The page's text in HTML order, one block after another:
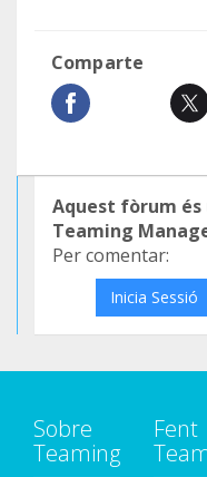
Comparte
Aquest fòrum
Teaming
Per comentar:
Inicia Sessió
Sobre
Teaming
Fent